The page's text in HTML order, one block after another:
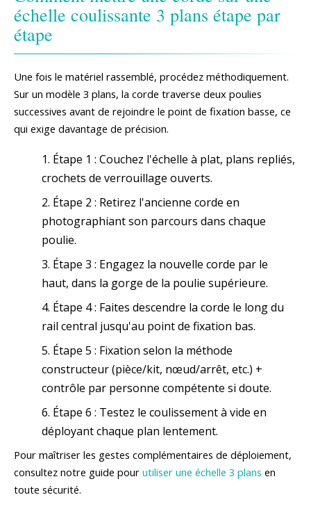
échelle coulissante 3 plans étape par
étape
Une fois le matériel rassemblé, procédez méthodiquement.
Sur un modèle 3 plans, la corde traverse deux poulies
successives avant de rejoindre le point de fixation basse, ce
qui exige davantage de précision.
Étape 1 : Couchez l'échelle à plat, plans repliés,
crochets de verrouillage ouverts.
Étape 2 : Retirez l'ancienne corde en
photographiant son parcours dans chaque
poulie.
Étape 3 : Engagez la nouvelle corde par le
haut, dans la gorge de la poulie supérieure.
Étape 4 : Faites descendre la corde le long du
rail central jusqu'au point de fixation bas.
Étape 5 : Fixation selon la méthode
constructeur (pièce/kit, nœud/arrêt, etc.) +
contrôle par personne compétente si doute.
Étape 6 : Testez le coulissement à vide en
déployant chaque plan lentement.
Pour maîtriser les gestes complémentaires de déploiement,
consultez notre guide pour utiliser une échelle 3 plans en
toute sécurité.